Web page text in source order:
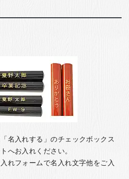
名入れする」のチェックボックス
へお入れください。
れフォームで名入れ文字他をご入